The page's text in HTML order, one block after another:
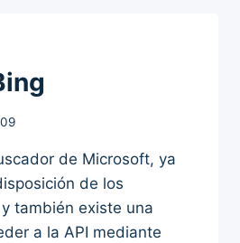
de Microsoft, ya
de los
también existe una
a la API mediante